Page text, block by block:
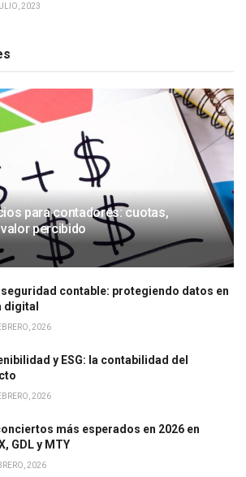
2023
para contadores: cuotas,
percibido
contable: protegiendo datos en
digital
2026
y ESG: la contabilidad del
2026
más esperados en 2026 en
GDL y MTY
2026